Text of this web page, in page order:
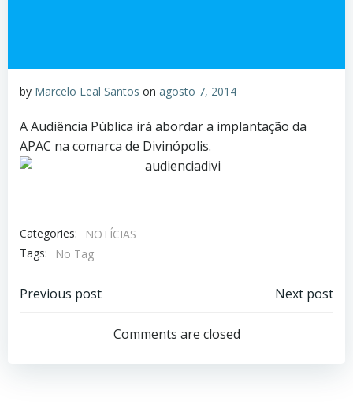
by Marcelo Leal Santos on agosto 7, 2014
A Audiência Pública irá abordar a implantação da
APAC na comarca de Divinópolis.
Categories:
NOTÍCIAS
Tags:
No Tag
Previous post Next post
Comments are closed